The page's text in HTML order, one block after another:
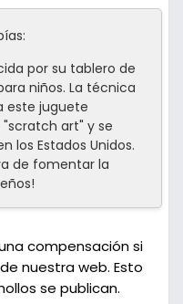
por su tablero de
niños. La técnica
este juguete
art" y se
los Estados Unidos.
de fomentar la
compensación si
nuestra web. Esto
se publican.